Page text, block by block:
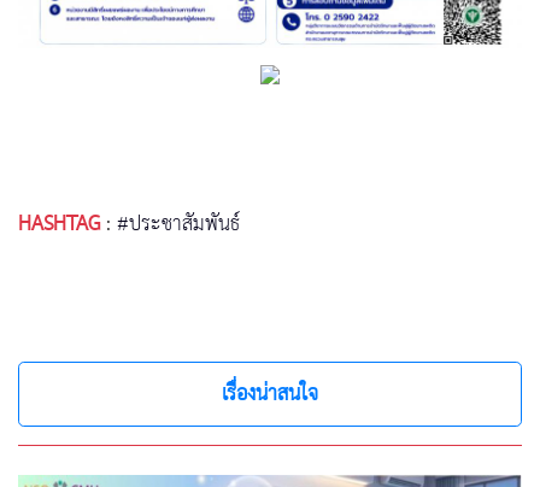
HASHTAG:#ประชาสัมพันธ์
เรื่องน่าสนใจ